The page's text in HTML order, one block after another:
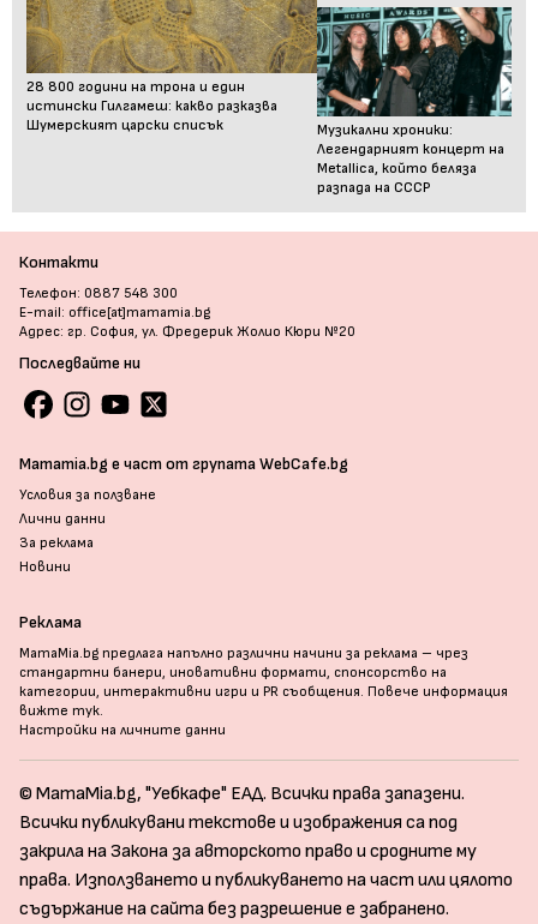
28 800 години на трона и един
истински Гилгамеш: какво разказва
Шумерският царски списък
Музикални хроники:
Легендарният концерт на
Metallica, който беляза
разпада на СССР
Контакти
Телефон: 0887 548 300
E-mail: office[at]mamamia.bg
Адрес: гр. София, ул. Фредерик Жолио Кюри №20
Последвайте ни
Mamamia.bg е част от групата WebCafe.bg
Условия за ползване
Лични данни
За реклама
Новини
Реклама
MamaMia.bg предлага напълно различни начини за реклама – чрез
стандартни банери, иновативни формати, спонсорство на
категории, интерактивни игри и PR съобщения. Повече информация
вижте тук.
Настройки на личните данни
© MamaMia.bg, "Уебкафе" ЕАД. Всички права запазени.
Всички публикувани текстове и изображения са под
закрила на Закона за авторското право и сродните му
права. Използването и публикуването на част или цялото
съдържание на сайта без разрешение е забранено.